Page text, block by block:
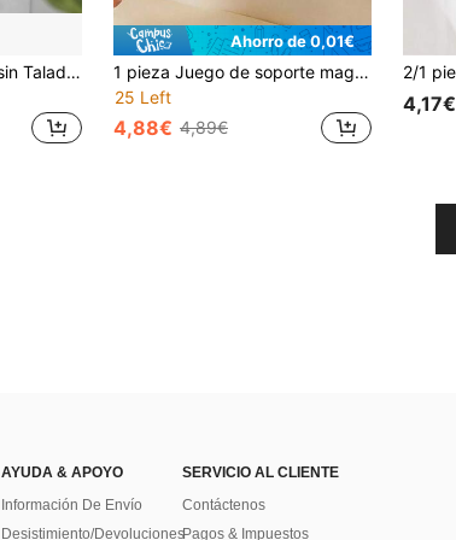
Jabonera de Ventosa sin Taladro, Soporte de Jabón Montado en la Pared con Diseño de Secado Rápido para Baño, Ducha y Lavabo, Adecuado para Hogares, Apartamentos, Inquilinos, Estudiantes y Dormitorios
Ahorro de 0,01€
1 pieza Juego de soporte magnético para cepillo de dientes y vaso, soporte magnético para cepillo de dientes, estante de pared para almacenamiento de cepillo de dientes y pasta de dientes, fácil instalación, diseño lindo, drenaje de vaso invertido, seco y no húmedo, almacenamiento 3 en 1 para cepillo de dientes, pasta de dientes y vaso, organización del baño y el hogar
25 Left
4,88€ 4,89€
4,17€
AYUDA & APOYO
Información De Envío
Desistimiento/Devoluciones
SERVICIO AL CLIENTE
Contáctenos
Pagos & Impuestos